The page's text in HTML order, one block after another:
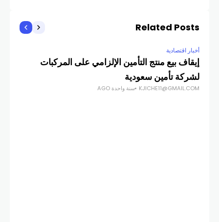
Related Posts
أخبار اقتصادية
إيقاف بيع منتج التأمين الإلزامي على المركبات
لشركة تأمين سعودية
KJICHE11@GMAIL.COM سنة واحدة AGO